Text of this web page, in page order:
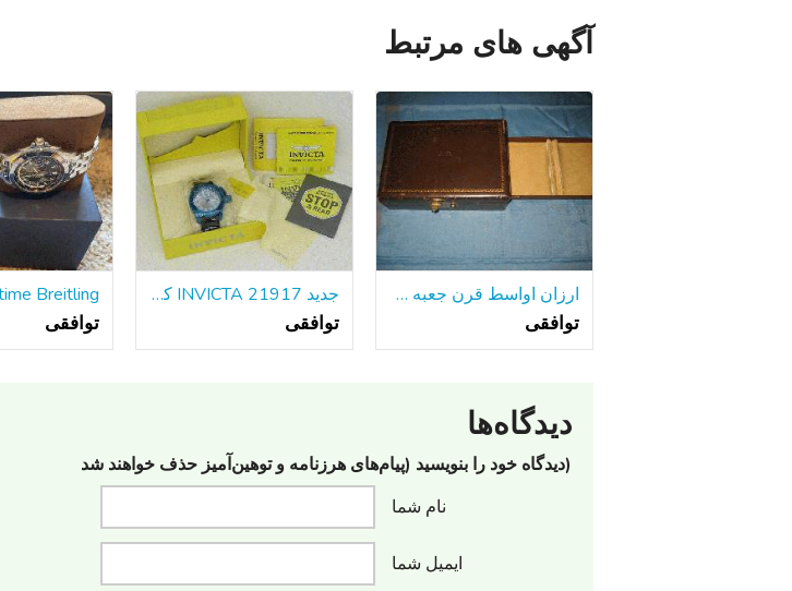
آگهی های مرتبط
ارزان اواسط قرن جعبه طلا و جواهر
توافقی
جدید INVICTA 21917 کوردوبا مردانه دیده بان آبی SS 50mm مورد تاریخ کوارتز
توافقی توافقی
دیدگاه‌ها
(دیدگاه خود را بنویسید (پیام‌های هرزنامه‌ و توهین‌آمیز حذف خواهند شد
نام شما
ایمیل شما